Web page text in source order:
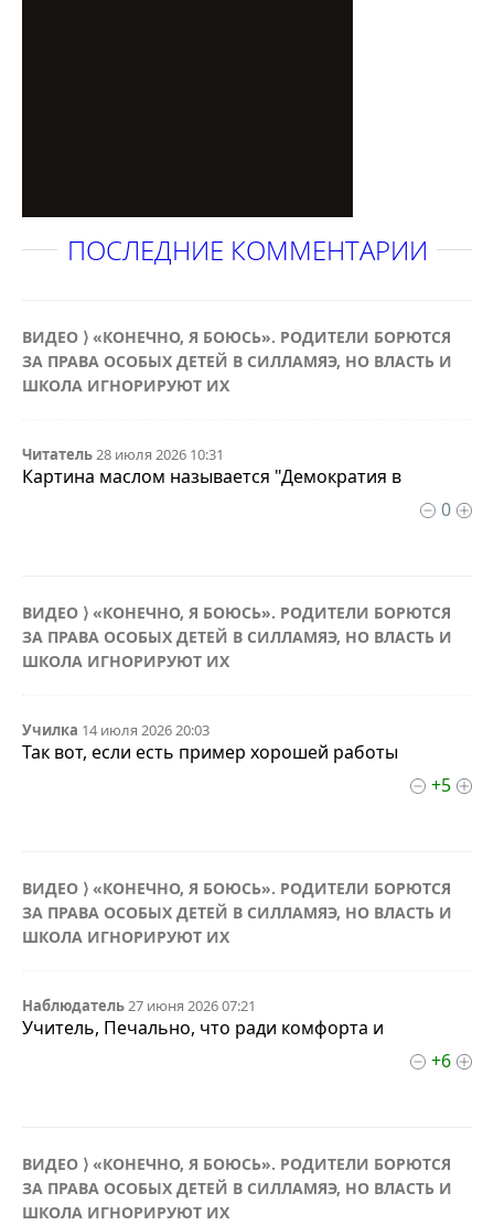
ПОСЛЕДНИЕ КОММЕНТАРИИ
ВИДЕО ⟩ «КОНЕЧНО, Я БОЮСЬ». РОДИТЕЛИ БОРЮТСЯ
ЗА ПРАВА ОСОБЫХ ДЕТЕЙ В СИЛЛАМЯЭ, НО ВЛАСТЬ И
ШКОЛА ИГНОРИРУЮТ ИХ
Читатель28 июля 2026 10:31
Картина маслом называется "Демократия в
0
ВИДЕО ⟩ «КОНЕЧНО, Я БОЮСЬ». РОДИТЕЛИ БОРЮТСЯ
ЗА ПРАВА ОСОБЫХ ДЕТЕЙ В СИЛЛАМЯЭ, НО ВЛАСТЬ И
ШКОЛА ИГНОРИРУЮТ ИХ
Училка 14 июля 2026 20:03
Так вот, если есть пример хорошей работы
+5
ВИДЕО ⟩ «КОНЕЧНО, Я БОЮСЬ». РОДИТЕЛИ БОРЮТСЯ
ЗА ПРАВА ОСОБЫХ ДЕТЕЙ В СИЛЛАМЯЭ, НО ВЛАСТЬ И
ШКОЛА ИГНОРИРУЮТ ИХ
Наблюдатель27 июня 2026 07:21
Учитель, Печально, что ради комфорта и
+6
ВИДЕО ⟩ «КОНЕЧНО, Я БОЮСЬ». РОДИТЕЛИ БОРЮТСЯ
ЗА ПРАВА ОСОБЫХ ДЕТЕЙ В СИЛЛАМЯЭ, НО ВЛАСТЬ И
ШКОЛА ИГНОРИРУЮТ ИХ